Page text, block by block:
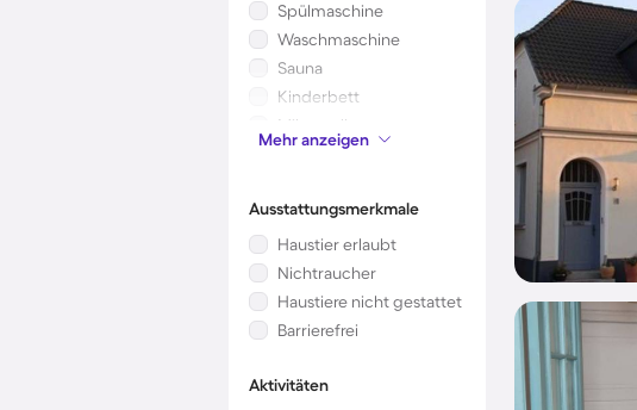
Spülmaschine
Waschmaschine
Sauna
Kinderbett
Mikrowelle
Kamin/Ofen
Mehr anzeigen
Ausstattungsmerkmale
Haustier erlaubt
Nichtraucher
Haustiere nicht gestattet
Barrierefrei
Aktivitäten